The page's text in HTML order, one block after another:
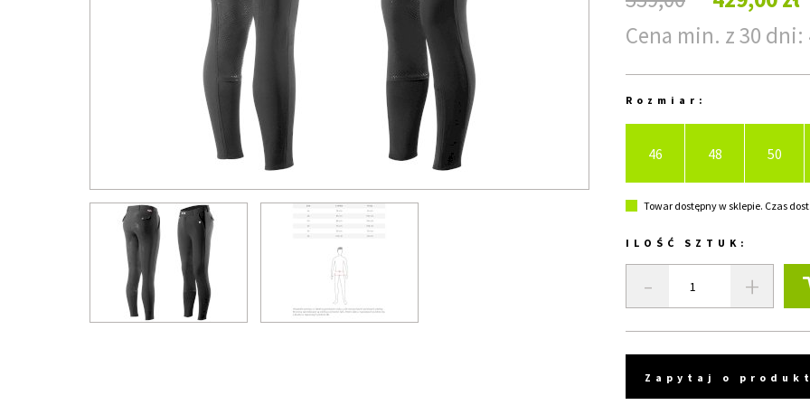
Cena min. z 30 dni:
Rozmiar:
46 48 50
Towar dostępny w sklepie. Czas
ILOŚĆ SZTUK:
- +
Zapytaj o